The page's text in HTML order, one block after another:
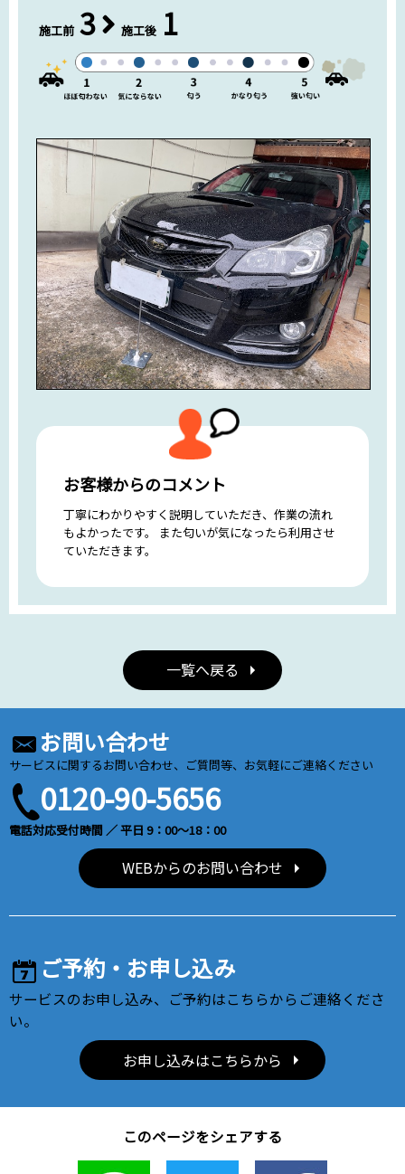
施工前 3 施工後 1
お客様からのコメント
丁寧にわかりやすく説明していただき、作業の流れ
もよかったです。 また匂いが気になったら利用させ
ていただきます。
一覧へ戻る
お問い合わせ
サービスに関するお問い合わせ、ご質問等、お気軽にご連絡ください
0120-90-5656
電話対応受付時間 ／ 平日 9：00～18：00
WEBからのお問い合わせ
ご予約・お申し込み
サービスのお申し込み、ご予約はこちらからご連絡くださ
い。
お申し込みはこちらから
このページをシェアする